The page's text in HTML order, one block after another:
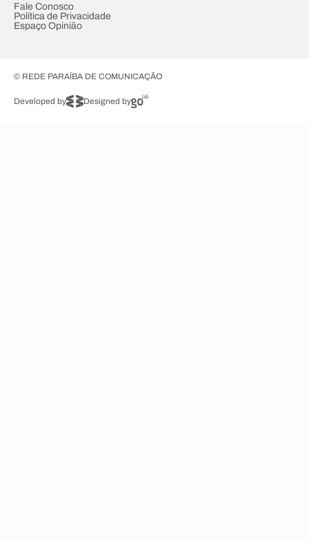
Fale Conosco
Política de Privacidade
Espaço Opinião
© REDE PARAÍBA DE COMUNICAÇÃO
Developed by Designed by